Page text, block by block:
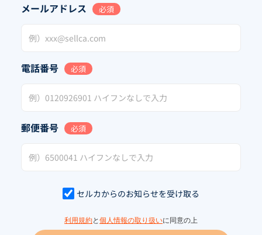
メールアドレス 必須
電話番号 必須
郵便番号 必須
セルカからのお知らせを受け取る
利用規約と 個人情報の取り扱いに同意の上